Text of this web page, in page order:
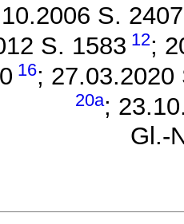
S. 2407
S. 1583 12;
16; 27.03.2020
20a;
Gl.-